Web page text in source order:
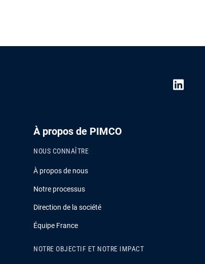
À propos de PIMCO
NOUS CONNAÎTRE
À propos de nous
Notre processus
Direction de la société
Équipe France
NOTRE OBJECTIF ET NOTRE IMPACT